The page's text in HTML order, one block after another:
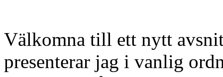
Välkomna till ett nytt
presenterar jag i vanlig